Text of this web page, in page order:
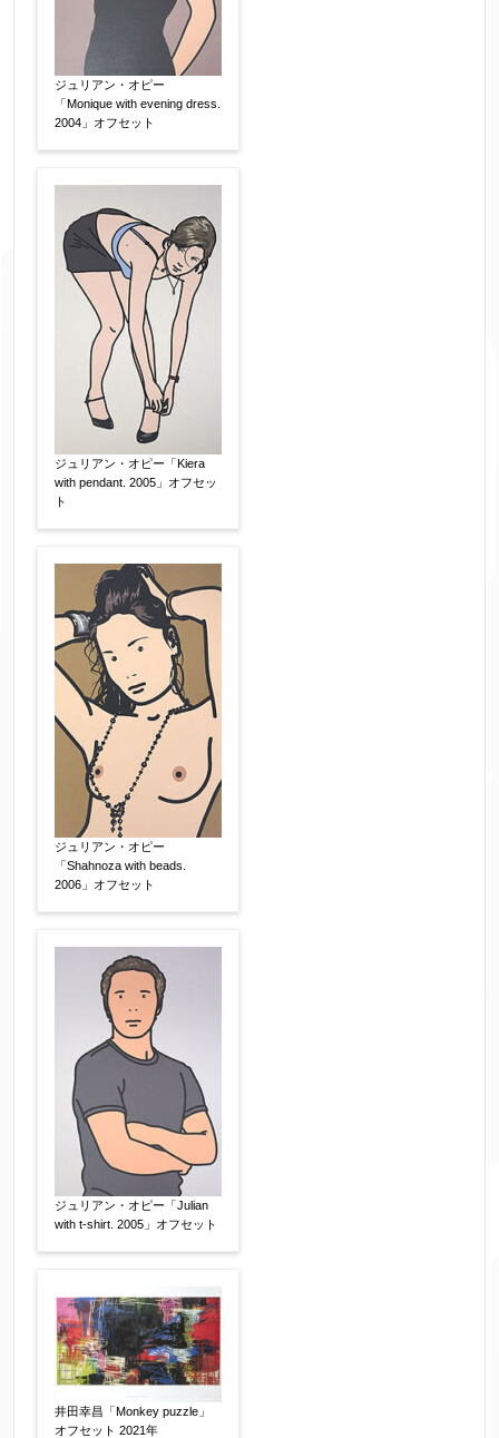
ジュリアン・オピー
「Monique with evening dress.
2004」オフセット
ジュリアン・オピー「Kiera
with pendant. 2005」オフセッ
ト
ジュリアン・オピー
「Shahnoza with beads.
2006」オフセット
ジュリアン・オピー「Julian
with t-shirt. 2005」オフセット
井田幸昌「Monkey puzzle」
オフセット 2021年